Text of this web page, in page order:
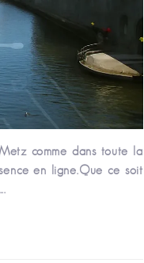
comme dans toute la
en ligne.Que ce soit